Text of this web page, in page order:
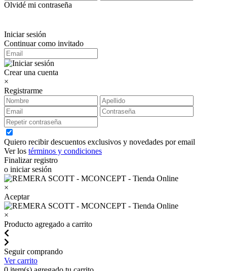
Olvidé mi contraseña
Iniciar sesión
Continuar como invitado
Crear una cuenta
×
Registrarme
Quiero recibir descuentos exclusivos y novedades por email
Ver los términos y condiciones
Finalizar registro
o iniciar sesión
×
Aceptar
×
Producto agregado a carrito
Seguir comprando
Ver carrito